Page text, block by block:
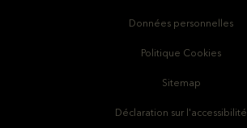
Données personnelles
Politique Cookies
Sitemap
Déclaration sur l'accessibilité